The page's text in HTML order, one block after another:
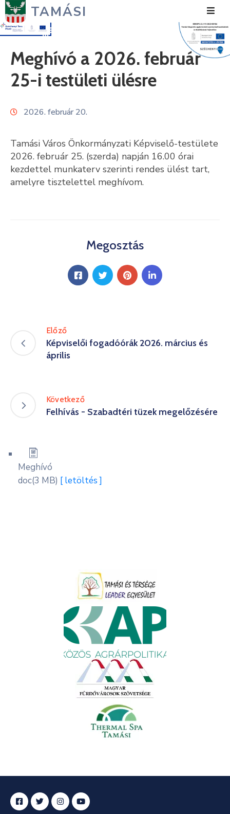
TAMÁSI
Városunk
Polgármesteri
Közérdekű
Turizmus
Meghívó a 2026. február
25-i testületi ülésre
2026. február 20.
Tamási Város Önkormányzati Képviselő-testülete
2026. február 25. (szerda) napján 16.00 órai
kezdettel munkaterv szerinti rendes ülést tart,
amelyre tisztelettel meghívom.
Megosztás
Előző
Képviselői fogadóórák 2026. március és
április
Következő
Felhívás - Szabadtéri tüzek megelőzésére
Meghívó
doc(3 MB) [ letöltés ]